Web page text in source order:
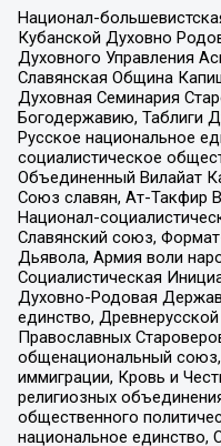
Национал-
Кубанской Духовно
Духовного Управления
Славянская Община
Духовная Семинария
Богодержавию, Таблиги
Русское национальное
социалистическое
Объединенный Вилайат
Союз славян, Ат-Такфир
Национал-
Славянский союз,
Дьявола, Армия воли
Социалистическая
Духовно-Родовая
единство,
Православных
общенациональный
иммиграции, Кровь и
религиозных
общественного
национальное единство,